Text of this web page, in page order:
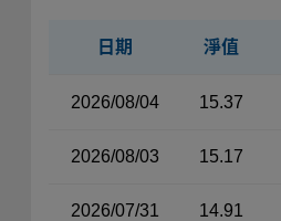
日期 淨值
2026/08/04 15.37
2026/08/03 15.17
2026/07/31 14.91